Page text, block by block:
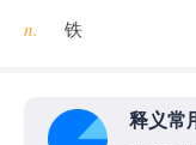
n. 铁
释义常